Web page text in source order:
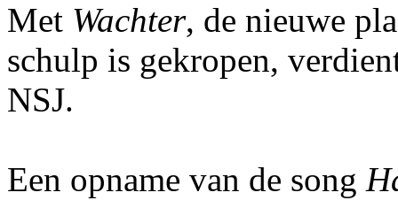
Met Wachter, de nieuwe
schulp is gekropen,
NSJ.
Een opname van de song